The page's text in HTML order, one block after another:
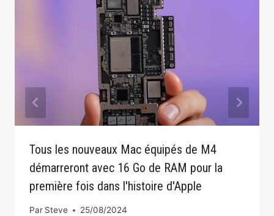
Tous les nouveaux Mac équipés de M4
démarreront avec 16 Go de RAM pour la
première fois dans l'histoire d'Apple
Par Steve 25/08/2024